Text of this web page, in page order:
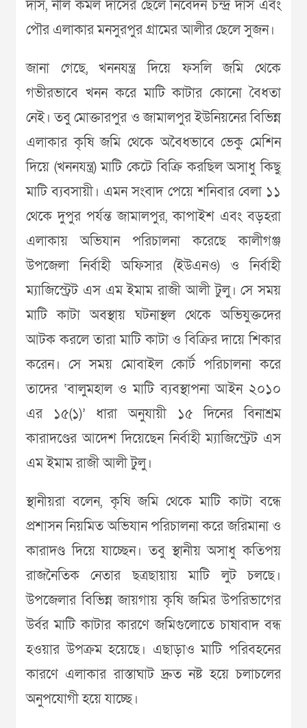
দাস, নীল কমল দাসের ছেলে নিবেদন চন্দ্র দাস এবং
পৌর এলাকার মনসুরপুর গ্রামের আলীর ছেলে সুজন।
জানা গেছে, খননযন্ত্র দিয়ে ফসলি জমি থেকে
গভীরভাবে খনন করে মাটি কাটার কোনো বৈধতা
নেই। তবু মোক্তারপুর ও জামালপুর ইউনিয়নের বিভিন্ন
এলাকার কৃষি জমি থেকে অবৈধভাবে ভেকু মেশিন
দিয়ে (খননযন্ত্র) মাটি কেটে বিক্রি করছিল অসাধু কিছু
মাটি ব্যবসায়ী। এমন সংবাদ পেয়ে শনিবার বেলা ১১
থেকে দুপুর পর্যন্ত জামালপুর, কাপাইশ এবং বড়হরা
এলাকায় অভিযান পরিচালনা করেছে কালীগঞ্জ
উপজেলা নির্বাহী অফিসার (ইউএনও) ও নির্বাহী
ম্যাজিস্ট্রেট এস এম ইমাম রাজী আলী টুলু। সে সময়
মাটি কাটা অবস্থায় ঘটনাস্থল থেকে অভিযুক্তদের
আটক করলে তারা মাটি কাটা ও বিক্রির দায়ে শিকার
করেন।‌ সে সময় মোবাইল কোর্ট পরিচালনা করে
তাদের ‘বালুমহাল ও মাটি ব্যবস্থাপনা আইন ২০১০
এর ১৫(১)’ ধারা অনুযায়ী ১৫ দিনের বিনাশ্রম
কারাদণ্ডের আদেশ দিয়েছেন নির্বাহী ম্যাজিস্ট্রেট এস
এম ইমাম রাজী আলী টুলু।
স্থানীয়রা বলেন, কৃষি জমি থেকে মাটি কাটা বন্ধে
প্রশাসন নিয়মিত অভিযান পরিচালনা করে জরিমানা ও
কারাদণ্ড দিয়ে যাচ্ছেন। তবু স্থানীয় অসাধু কতিপয়
রাজনৈতিক নেতার ছত্রছায়ায় মাটি লুট চলছে।
উপজেলার বিভিন্ন জায়গায় কৃষি জমির উপরিভাগের
উর্বর মাটি কাটার কারণে জমিগুলোতে চাষাবাদ বন্ধ
হওয়ার উপক্রম হয়েছে। এছাড়াও মাটি পরিবহনের
কারণে এলাকার রাস্তাঘাট দ্রুত নষ্ট হয়ে চলাচলের
অনুপযোগী হয়ে যাচ্ছে।